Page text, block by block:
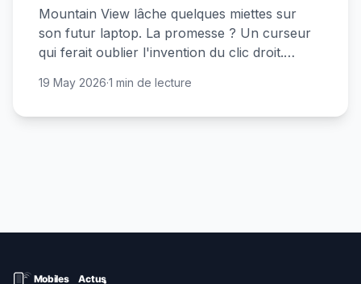
Mountain View lâche quelques miettes sur
son futur laptop. La promesse ? Un curseur
qui ferait oublier l'invention du clic droit.
plus.
19 May 2026·1 min de lecture